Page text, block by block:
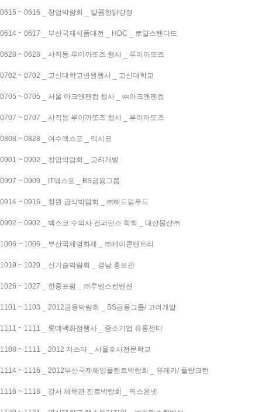
0615 ~ 0616 _ 창업박람회 _ 달콤한닭강정
0614 ~ 0617 _ 부산국제식품대전 _ HDC _ 로얄스텐다드
0628 ~ 0628 _ 사직동 루이까또즈 행사 _ 루이까또즈
0702 ~ 0702 _ 고신대학교병원행사 _ 고신대학교
0705 ~ 0705 _ 서울 아크앤팬컴 행사 _ ㈜아크앤펜컴
0707 ~ 0707 _ 사직동 루이까또즈 행사 _ 루이까또즈
0808 ~ 0828 _ 여수엑스포 _ 멕시코
0901 ~ 0902 _ 창업박람회 _ 고려개발
0907 ~ 0909 _ IT엑스포 _ BS금융그룹
0914 ~ 0916 _ 창원 급식박람회 _ ㈜해드림푸드
0902 ~ 0902 _ 벡스코 수의사 컨퍼런스 학회 _ 대산물산㈜
1006 ~ 1006 _ 부산국제영화제 _ ㈜제이콘텐트리
1019 ~ 1020 _ 신기술박람회 _ 경남 홍보관
1026 ~ 1027 _ 한중포럼 _ ㈜루덴스컨벤션
1101 ~ 1103 _ 2012금융박람회 _ BS금융그룹/ 고려개발
1111 ~ 1111 _ 롯데백화점행사 _ 중소기업 유통센터
1108 ~ 1111 _ 2012 지스타 _ 서울호서전문학교
1114 ~ 1116 _ 2012부산국제해양플렌트박람회 _ 유레카/ 플랑크린
1116 ~ 1118 _ 강서 체육관 진로박람회 _ 픽스온넷